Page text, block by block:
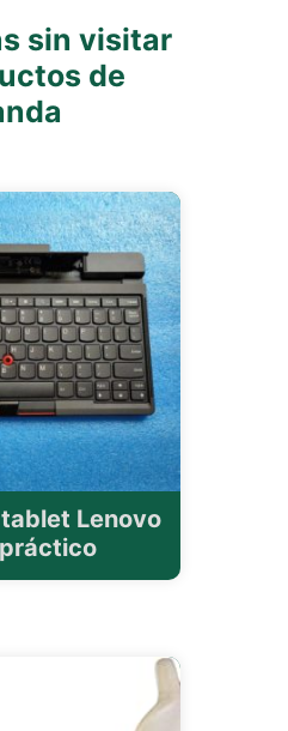
sin visitar
de
Lenovo